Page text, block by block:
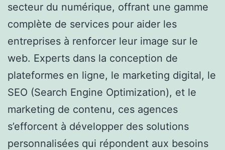
secteur du numérique, offrant une gamme
complète de services pour aider les
entreprises à renforcer leur image sur le
web. Experts dans la conception de
plateformes en ligne, le marketing digital, le
SEO (Search Engine Optimization), et le
marketing de contenu, ces agences
s’efforcent à développer des solutions
personnalisées qui répondent aux besoins